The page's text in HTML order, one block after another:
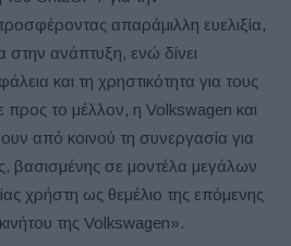
απαράμιλλη ευελιξία,
στην ανάπτυξη, ενώ δίνει
και τη χρηστικότητα για τους
προς το μέλλον, η Volkswagen και
από κοινού τη συνεργασία για
βασισμένης σε μοντέλα μεγάλων
χρήστη ως θεμέλιο της επόμενης
της Volkswagen».